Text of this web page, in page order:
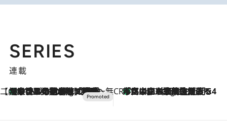
SERIES
連載
【CREA×星野リゾート】唯一無二。癒しと発見が待つ場所へ
21 Minutes Ago
【トンボの足水浴】ヒノキの香りに包まれて涼感マックス！約13℃の湧水かけ流しを避暑地「星野温泉 トンボの湯」で体験 CREA'S CHOICE
2 Hours Ago
「立川にも歌舞伎があるんだよ」 片岡仁左衛門・市川中車ら豪華座組みで4年目の立川立飛歌舞伎へ